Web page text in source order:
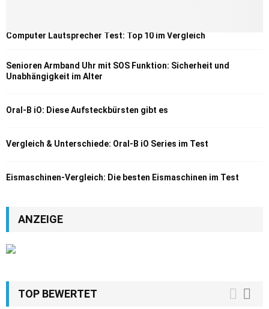
Computer Lautsprecher Test: Top 10 im Vergleich
Senioren Armband Uhr mit SOS Funktion: Sicherheit und
Unabhängigkeit im Alter
Oral-B iO: Diese Aufsteckbürsten gibt es
Vergleich & Unterschiede: Oral-B iO Series im Test
Eismaschinen-Vergleich: Die besten Eismaschinen im Test
ANZEIGE
TOP BEWERTET